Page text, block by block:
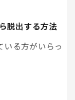
脱出する方法
いる方がいらっ